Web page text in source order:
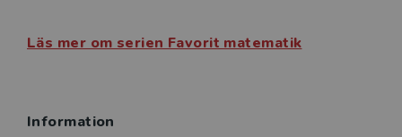
Läs mer om serien Favorit matematik
Information